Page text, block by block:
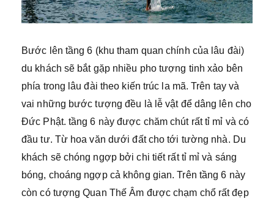
Bước lên tầng 6 (khu tham quan chính của lâu đài)
du khách sẽ bắt gặp nhiều pho tượng tinh xảo bên
phía trong lâu đài theo kiến trúc la mã. Trên tay và
vai những bước tượng đều là lễ vật để dâng lên cho
Đức Phật. tầng 6 này được chăm chút rất tỉ mỉ và có
đầu tư. Từ hoa văn dưới đất cho tới tường nhà. Du
khách sẽ chóng ngợp bởi chi tiết rất tỉ mỉ và sáng
bóng, choáng ngợp cả không gian. Trên tầng 6 này
còn có tượng Quan Thế Âm được chạm chổ rất đẹp